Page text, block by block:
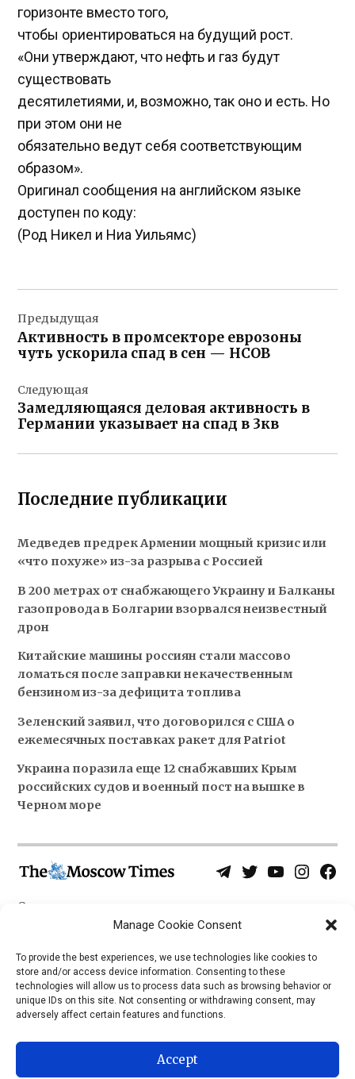
Manage Cookie Consent
To provide the best experiences, we use technologies like cookies to
store and/or access device information. Consenting to these
technologies will allow us to process data such as browsing behavior or
unique IDs on this site. Not consenting or withdrawing consent, may
adversely affect certain features and functions.
Accept
горизонте вместо того,
чтобы ориентироваться на будущий рост.
«Они утверждают, что нефть и газ будут
существовать
десятилетиями, и, возможно, так оно и есть. Но
при этом они не
обязательно ведут себя соответствующим
образом».
Оригинал сообщения на английском языке
доступен по коду:
(Род Никел и Ниа Уильямс)
по
записям
Предыдущая
Активность в промсекторе еврозоны
чуть ускорила спад в сен — HCOB
Следующая
Замедляющаяся деловая активность в
Германии указывает на спад в 3кв
Последние публикации
Медведев предрек Армении мощный кризис или
«что похуже» из-за разрыва с Россией
В 200 метрах от снабжающего Украину и Балканы
газопровода в Болгарии взорвался неизвестный
дрон
Китайские машины россиян стали массово
ломаться после заправки некачественным
бензином из-за дефицита топлива
Зеленский заявил, что договорился с США о
ежемесячных поставках ракет для Patriot
Украина поразила еще 12 снабжавших Крым
российских судов и военный пост на вышке в
Черном море
Telegram
TwitterYouTubeInstagram
О нас
Политика конфиденциальности
iOS
Android